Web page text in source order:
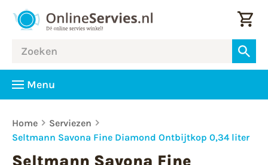
Menu
Home
Serviezen
Seltmann Savona Fine Diamond Ontbijtkop 0,34 liter
Seltmann Savona Fine